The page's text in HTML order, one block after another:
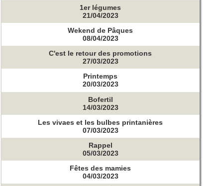
1er légumes
21/04/2023
Wekend de Pâques
08/04/2023
C'est le retour des promotions
27/03/2023
Printemps
20/03/2023
Bofertil
14/03/2023
Les vivaes et les bulbes printanières
07/03/2023
Rappel
05/03/2023
Fêtes des mamies
04/03/2023